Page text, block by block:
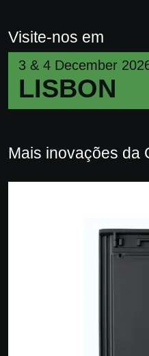
Visite-nos em
3 & 4 December
LISBON
Mais inovações da